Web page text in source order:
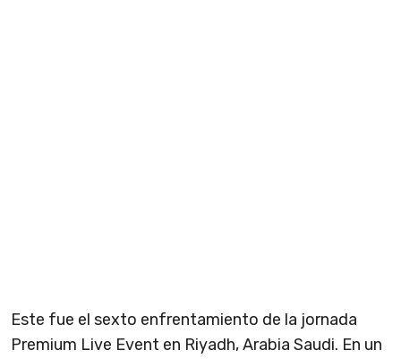
Este fue el sexto enfrentamiento de la jornada
Premium Live Event en Riyadh, Arabia Saudi. En un